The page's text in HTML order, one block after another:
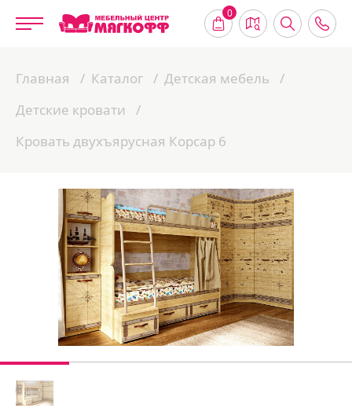
0
Главная Каталог
Детская мебель
Детские кровати
Кровать двухъярусная Корсар 6